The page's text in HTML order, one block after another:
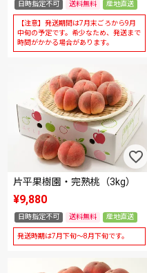
日時指定不可 送料無料 産地直送
【注意】発送期間は7月末ごろから9月
中旬の予定です。希少なため、発送まで
時間がかかる場合があります。
片平果樹園・完熟桃（3kg）
¥9,880
日時指定不可 送料無料 産地直送
発送時期は7月下旬～8月下旬です。